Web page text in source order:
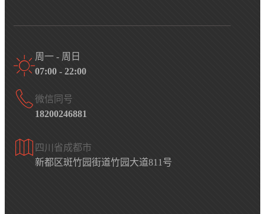
周一 - 周日
07:00 - 22:00
微信同号
18200246881
四川省成都市
新都区斑竹园街道竹园大道811号